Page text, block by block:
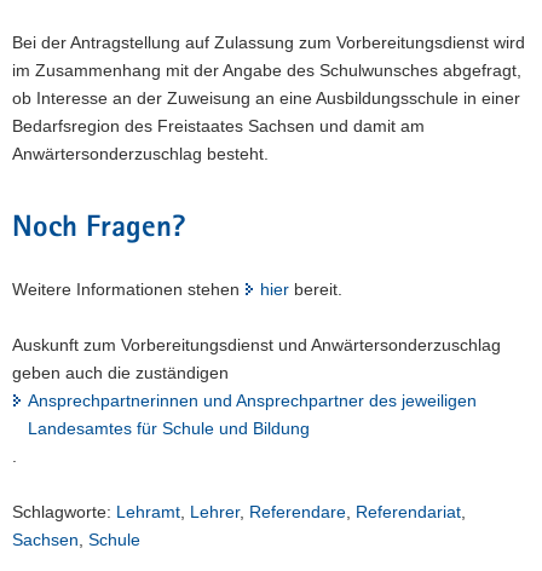
Bei der Antragstellung auf Zulassung zum Vorbereitungsdienst wird
im Zusammenhang mit der Angabe des Schulwunsches abgefragt,
ob Interesse an der Zuweisung an eine Ausbildungsschule in einer
Bedarfsregion des Freistaates Sachsen und damit am
Anwärtersonderzuschlag besteht.
Noch Fragen?
Weitere Informationen stehen hier bereit.
Auskunft zum Vorbereitungsdienst und Anwärtersonderzuschlag
geben auch die zuständigen
Ansprechpartnerinnen und Ansprechpartner des jeweiligen
Landesamtes für Schule und Bildung
Schlagworte: Lehramt Lehrer, Referendare Referendariat
Sachsen Schule